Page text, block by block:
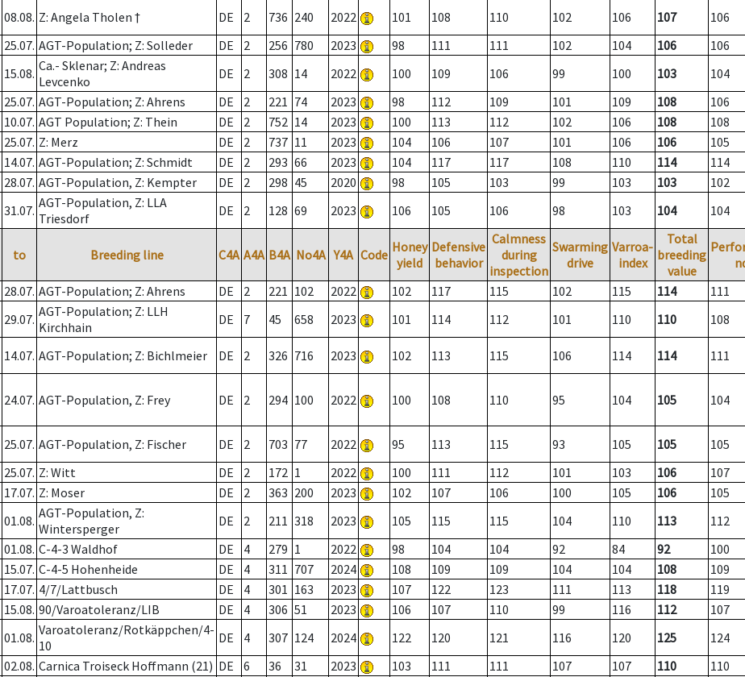
08.08. Z: Angela Tholen † DE 2 736 240 2022 101 108 110 102 106 107
106
25.07. AGT-Population; Z: Solleder DE 2 256 780 2023 98 111 111 102 104 106
106
15.08. Ca.- Sklenar; Z: Andreas
Levcenko
DE 2 308 14 2022 100 109 106 99 100 103
104
25.07. AGT-Population; Z: Ahrens DE 2 221 74 2023 98 112 109 101 109 108
106
10.07. AGT Population; Z: Thein DE 2 752 14 2023 100 113 112 102 106 108
108
25.07. Z: Merz DE 2 737 11 2023 104 106 107 101 106 106
105
14.07. AGT-Population; Z: Schmidt DE 2 293 66 2023 104 117 117 108 110 114
114
28.07. AGT-Population, Z: Kempter DE 2 298 45 2020 98 105 103 99 103 103
102
31.07. AGT-Population, Z: LLA
Triesdorf
DE 2 128 69 2023 106 105 106 98 103 104 104
to Breeding line C4A A4A B4A No4A Y4A Code Honey
yield
Defensive
behavior
Calmness
during
inspection
Swarming
drive
Varroa-
index
Total
breeding
value
28.07. AGT-Population; Z: Ahrens DE 2 221 102 2022 102 117 115 102 115 114
111
29.07. AGT-Population; Z: LLH
Kirchhain
DE 7 45 658 2023 101 114 112 101 110 110 108
14.07. AGT-Population; Z: Bichlmeier DE 2 326 716 2023 102 113 115 106 114 114 111
24.07. AGT-Population, Z: Frey DE 2 294 100 2022 100 108 110 95 104 105 104
25.07. AGT-Population, Z: Fischer DE 2 703 77 2022 95 113 115 93 105 105
105
25.07. Z: Witt DE 2 172 1 2022 100 111 112 101 103 106
107
17.07. Z: Moser DE 2 363 200 2023 102 107 106 100 105 106
105
01.08. AGT-Population, Z:
Wintersperger
DE 2 211 318 2023 105 115 115 104 110 113
112
01.08. C-4-3 Waldhof DE 4 279 1 2022 98 104 104 92 84 92
100
15.07. C-4-5 Hohenheide DE 4 311 707 2024 108 109 109 104 104 108
109
17.07. 4/7/Lattbusch DE 4 301 163 2023 107 122 123 111 113 118
119
15.08. 90/Varoatoleranz/LIB DE 4 306 51 2023 106 107 110 99 116 112
107
01.08. Varoatoleranz/Rotkäppchen/4-
10
DE 4 307 124 2024 122 120 121 116 120 125
124
02.08. Carnica Troiseck Hoffmann (21) DE 6 36 31 2023 103 111 111 107 107 110
110